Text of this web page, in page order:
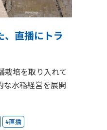
、直播にトラ
栽培を取り入れて
な水稲経営を展開
直播